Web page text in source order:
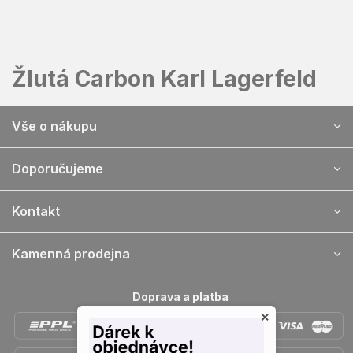
Žlutá Carbon Karl Lagerfeld
p
Vše o nákupu
Doporučujeme
Kontakt
Kamenná prodejna
Doprava a platba
×